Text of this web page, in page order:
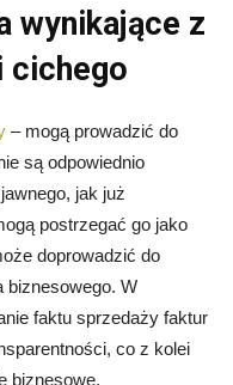
wynikające z
cichego
– mogą prowadzić do
są odpowiednio
jak już
postrzegać go jako
doprowadzić do
biznesowego. W
faktu sprzedaży faktur
co z kolei
biznesowe.